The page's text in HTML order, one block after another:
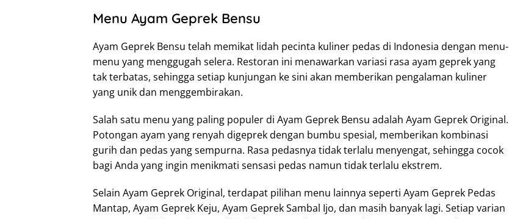
Menu Ayam Geprek Bensu
Ayam Geprek Bensu telah memikat lidah pecinta kuliner pedas di Indonesia dengan menu-
menu yang menggugah selera. Restoran ini menawarkan variasi rasa ayam geprek yang
tak terbatas, sehingga setiap kunjungan ke sini akan memberikan pengalaman kuliner
yang unik dan menggembirakan.
Salah satu menu yang paling populer di Ayam Geprek Bensu adalah Ayam Geprek Original.
Potongan ayam yang renyah digeprek dengan bumbu spesial, memberikan kombinasi
gurih dan pedas yang sempurna. Rasa pedasnya tidak terlalu menyengat, sehingga cocok
bagi Anda yang ingin menikmati sensasi pedas namun tidak terlalu ekstrem.
Selain Ayam Geprek Original, terdapat pilihan menu lainnya seperti Ayam Geprek Pedas
Mantap, Ayam Geprek Keju, Ayam Geprek Sambal Ijo, dan masih banyak lagi. Setiap varian